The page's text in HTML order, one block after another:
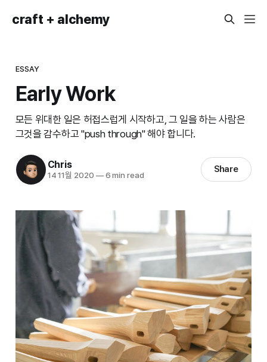
craft + alchemy
ESSAY
Early Work
모든 위대한 일은 허접스럽게 시작하고, 그 일을 하는 사람은
그것을 감수하고 "push through" 해야 합니다.
Chris
14 11월 2020 —6 min read
Share